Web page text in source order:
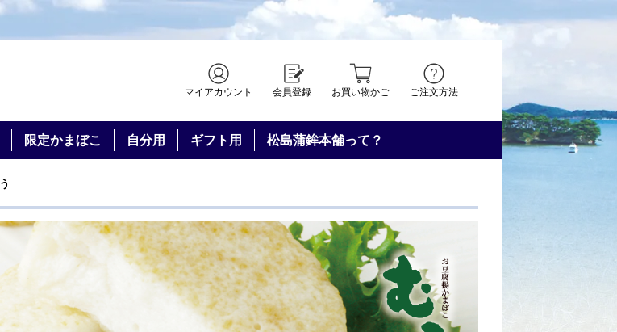
マイアカウント 会員登録 お買い物かご ご注文方法
限定かまぼこ 自分用 ギフト用 松島蒲鉾本舗って？